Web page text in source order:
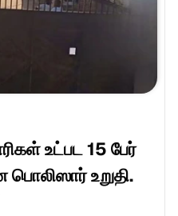
உட்பட 15 பேர்
பொலிஸார் உறுதி.